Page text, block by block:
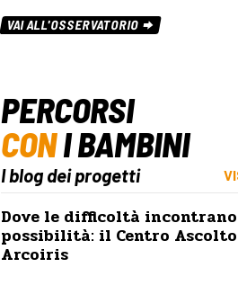
VAI ALL'OSSERVATORIO
PERCORSI
CONI BAMBINI
I blog dei progetti
Dove le difficoltà
possibilità: il Centro
Arcoiris